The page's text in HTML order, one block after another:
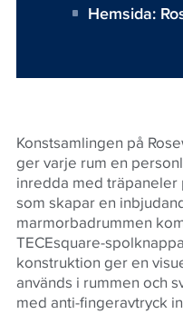
Hemsida:
Konstsamlingen på
ger varje rum en
inredda med
som skapar en
marmorbadrummen
TECEsquare-
konstruktion ger en
används i rummen och
med anti-fingeravtryck